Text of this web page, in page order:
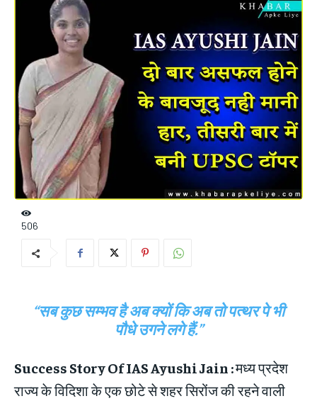
506
“सब कुछ सम्भव है अब क्यों कि अब तो पत्थर पे भी
पौधे उगने लगे हैं.”
Success Story Of IAS Ayushi Jain :मध्य प्रदेश
राज्य के विदिशा के एक छोटे से शहर सिरोंज की रहने वाली